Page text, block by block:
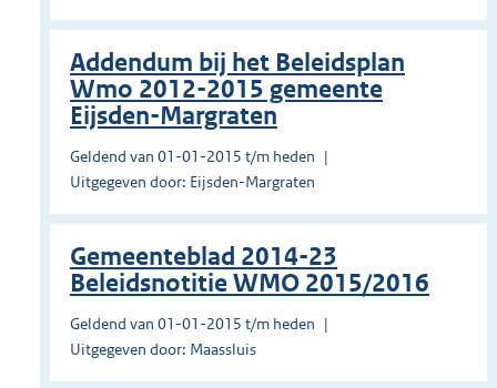
Addendum bij het Beleidsplan
Wmo 2012-2015 gemeente
Eijsden-Margraten
Geldend van 01-01-2015 t/m heden
Uitgegeven door: Eijsden-Margraten
Gemeenteblad 2014-23
Beleidsnotitie WMO 2015/2016
Geldend van 01-01-2015 t/m heden
Uitgegeven door: Maassluis